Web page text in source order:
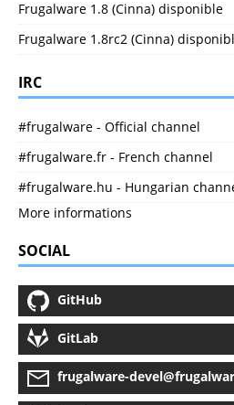
Frugalware 1.8 (Cinna) disponible
Frugalware 1.8rc2 (Cinna)
IRC
#frugalware - Official channel
#frugalware.fr - French channel
#frugalware.hu - Hungarian
More informations
SOCIAL
GitHub
GitLab
frugalware-